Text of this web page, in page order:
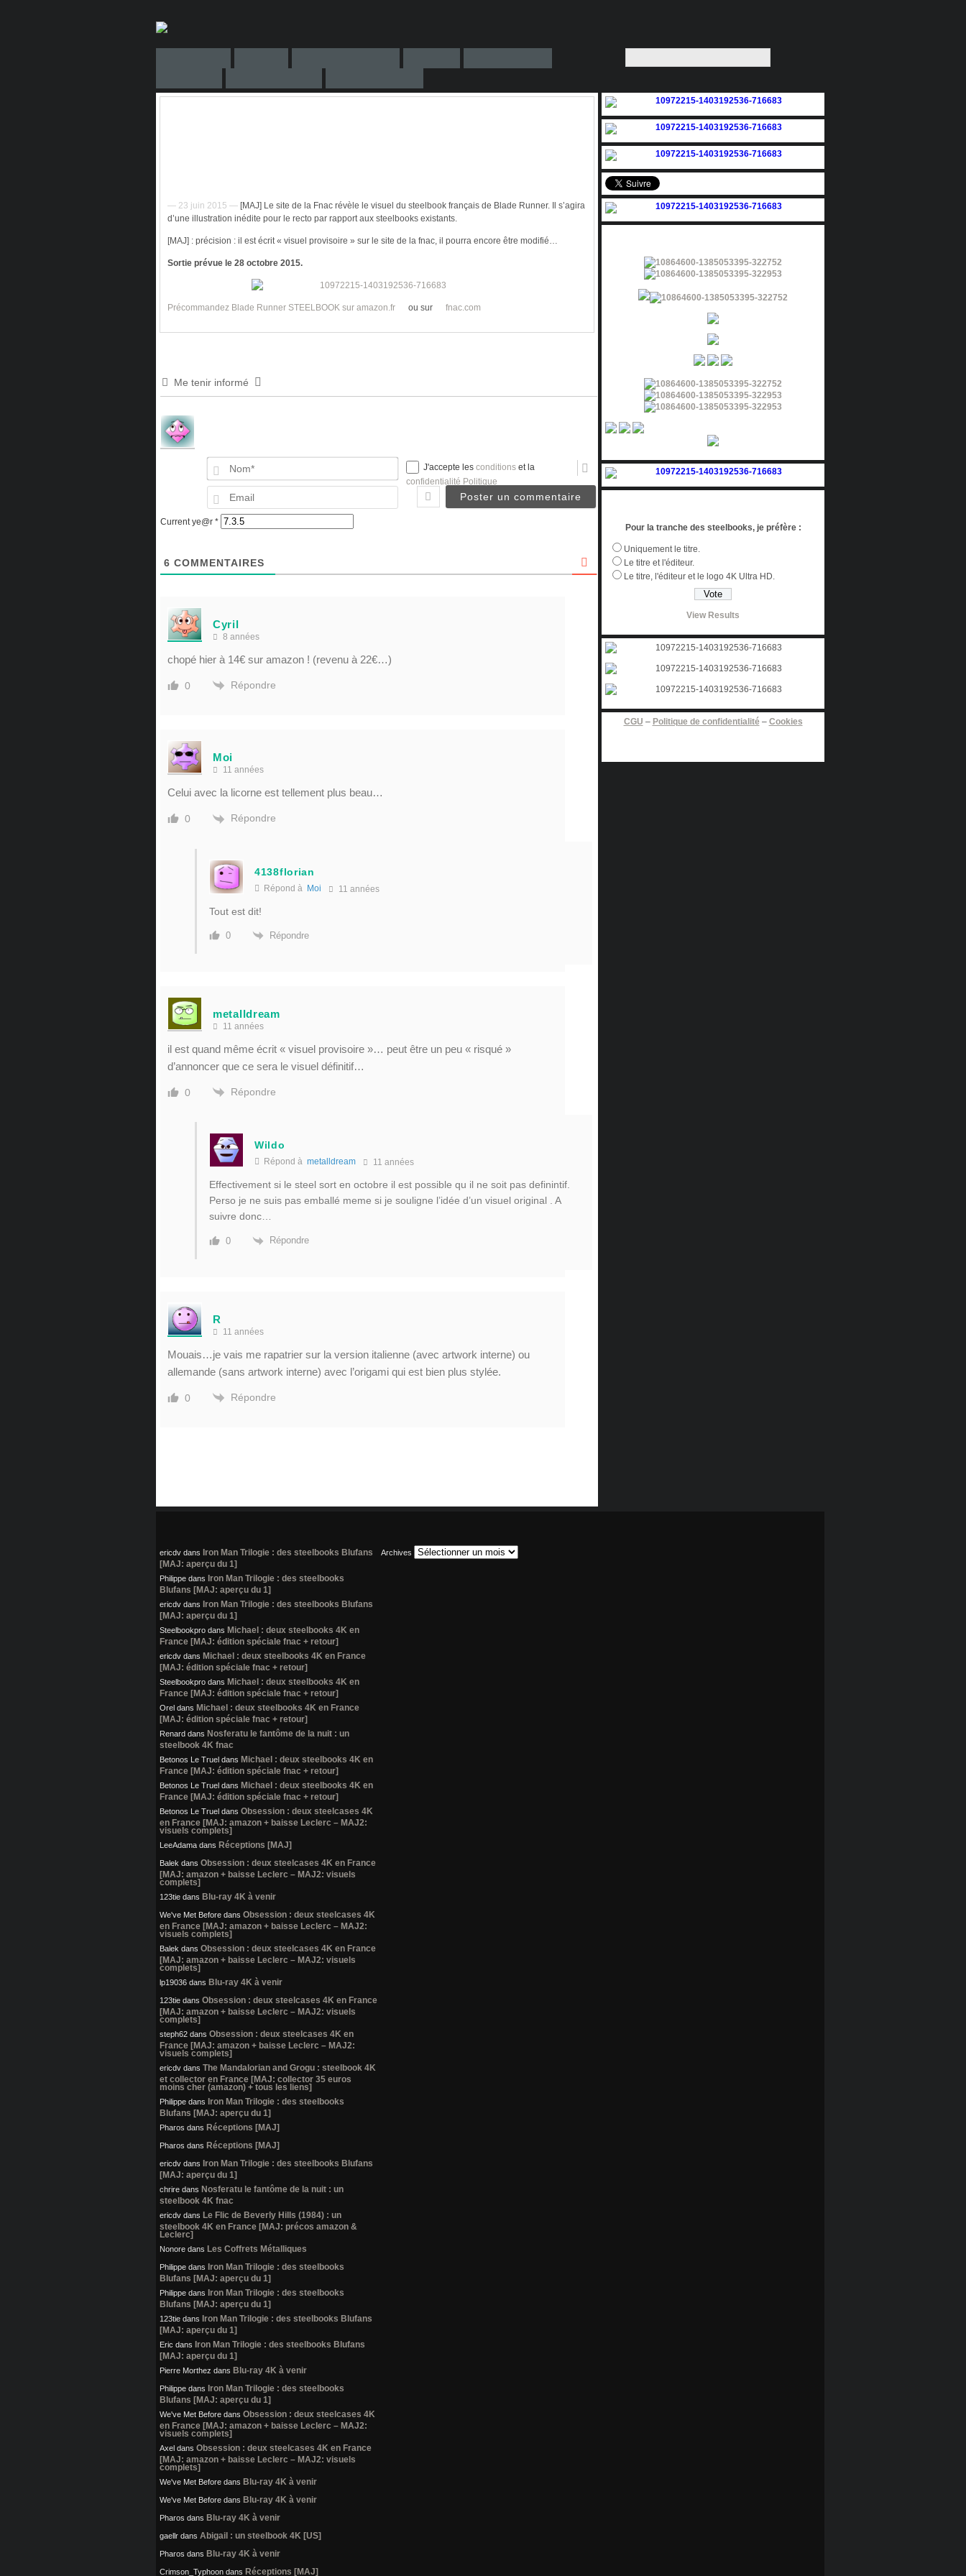
— 23 juin 2015 — [MAJ] Le site de la Fnac révèle le visuel du steelbook français de Blade Runner. Il s’agira
d’une illustration inédite pour le recto par rapport aux steelbooks existants.
[MAJ] : précision : il est écrit « visuel provisoire » sur le site de la fnac, il pourra encore être modifié…
Sortie prévue le 28 octobre 2015.
Précommandez Blade Runner STEELBOOK sur amazon.fr ou sur fnac.com
Me tenir informé
Nom*
J'accepte les conditions et la
confidentialité Politique
Current ye@r *
6 COMMENTAIRES
Cyril
8 années
chopé hier à 14€ sur amazon ! (revenu à 22€…)
0 Répondre
Moi
11 années
Celui avec la licorne est tellement plus beau…
0 Répondre
4138florian
Répond à Moi 11 années
Tout est dit!
0 Répondre
metalldream
11 années
il est quand même écrit « visuel provisoire »… peut être un peu « risqué »
d’annoncer que ce sera le visuel définitif…
0 Répondre
Wildo
Répond à metalldream 11 années
Effectivement si le steel sort en octobre il est possible qu il ne soit pas definintif.
Perso je ne suis pas emballé meme si je souligne l’idée d’un visuel original . A
suivre donc…
0 Répondre
R
11 années
Mouais…je vais me rapatrier sur la version italienne (avec artwork interne) ou
allemande (sans artwork interne) avec l’origami qui est bien plus stylée.
0 Répondre
Pour la tranche des steelbooks, je préfère :
Uniquement le titre.
Le titre et l'éditeur.
Le titre, l'éditeur et le logo 4K Ultra HD.
View Results
CGU – Politique de confidentialité – Cookies
ericdv dans Iron Man Trilogie : des steelbooks Blufans
[MAJ: aperçu du 1]
Philippe dans Iron Man Trilogie : des steelbooks
Blufans [MAJ: aperçu du 1]
ericdv dans Iron Man Trilogie : des steelbooks Blufans
[MAJ: aperçu du 1]
Steelbookpro dans Michael : deux steelbooks 4K en
France [MAJ: édition spéciale fnac + retour]
ericdv dans Michael : deux steelbooks 4K en France
[MAJ: édition spéciale fnac + retour]
Steelbookpro dans Michael : deux steelbooks 4K en
France [MAJ: édition spéciale fnac + retour]
Orel dans Michael : deux steelbooks 4K en France
[MAJ: édition spéciale fnac + retour]
Renard dans Nosferatu le fantôme de la nuit : un
steelbook 4K fnac
Betonos Le Truel dans Michael : deux steelbooks 4K en
France [MAJ: édition spéciale fnac + retour]
Betonos Le Truel dans Michael : deux steelbooks 4K en
France [MAJ: édition spéciale fnac + retour]
Betonos Le Truel dans Obsession : deux steelcases 4K
en France [MAJ: amazon + baisse Leclerc – MAJ2:
visuels complets]
LeeAdama dans Réceptions [MAJ]
Balek dans Obsession : deux steelcases 4K en France
[MAJ: amazon + baisse Leclerc – MAJ2: visuels
complets]
123tie dans Blu-ray 4K à venir
We've Met Before dans Obsession : deux steelcases 4K
en France [MAJ: amazon + baisse Leclerc – MAJ2:
visuels complets]
Balek dans Obsession : deux steelcases 4K en France
[MAJ: amazon + baisse Leclerc – MAJ2: visuels
complets]
lp19036 dans Blu-ray 4K à venir
123tie dans Obsession : deux steelcases 4K en France
[MAJ: amazon + baisse Leclerc – MAJ2: visuels
complets]
steph62 dans Obsession : deux steelcases 4K en
France [MAJ: amazon + baisse Leclerc – MAJ2:
visuels complets]
ericdv dans The Mandalorian and Grogu : steelbook 4K
et collector en France [MAJ: collector 35 euros
moins cher (amazon) + tous les liens]
Philippe dans Iron Man Trilogie : des steelbooks
Blufans [MAJ: aperçu du 1]
Pharos dans Réceptions [MAJ]
Pharos dans Réceptions [MAJ]
ericdv dans Iron Man Trilogie : des steelbooks Blufans
[MAJ: aperçu du 1]
chrire dans Nosferatu le fantôme de la nuit : un
steelbook 4K fnac
ericdv dans Le Flic de Beverly Hills (1984) : un
steelbook 4K en France [MAJ: précos amazon &
Leclerc]
Nonore dans Les Coffrets Métalliques
Philippe dans Iron Man Trilogie : des steelbooks
Blufans [MAJ: aperçu du 1]
Philippe dans Iron Man Trilogie : des steelbooks
Blufans [MAJ: aperçu du 1]
123tie dans Iron Man Trilogie : des steelbooks Blufans
[MAJ: aperçu du 1]
Eric dans Iron Man Trilogie : des steelbooks Blufans
[MAJ: aperçu du 1]
Pierre Morthez dans Blu-ray 4K à venir
Philippe dans Iron Man Trilogie : des steelbooks
Blufans [MAJ: aperçu du 1]
We've Met Before dans Obsession : deux steelcases 4K
en France [MAJ: amazon + baisse Leclerc – MAJ2:
visuels complets]
Axel dans Obsession : deux steelcases 4K en France
[MAJ: amazon + baisse Leclerc – MAJ2: visuels
complets]
We've Met Before dans Blu-ray 4K à venir
We've Met Before dans Blu-ray 4K à venir
Pharos dans Blu-ray 4K à venir
gaellr dans Abigail : un steelbook 4K [US]
Pharos dans Blu-ray 4K à venir
Crimson_Typhoon dans Réceptions [MAJ]
Archives